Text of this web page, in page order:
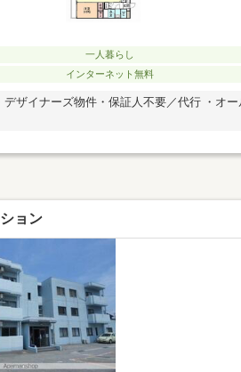
一人暮らし
インターネット無料
デザイナーズ物件・保証人不要／代行 ・オー
ョン